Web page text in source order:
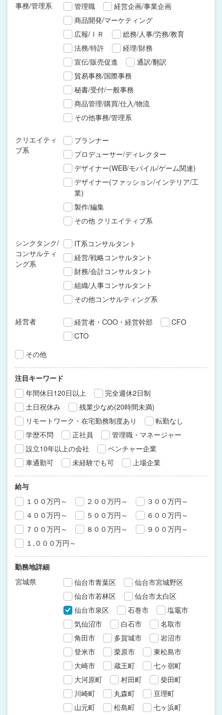
事務/管理系 管理職
経営企画/事業企画
商品開発/マーケティング
広報/ＩＲ
総務/人事/労務/教育
法務/特許
経理/財務
宣伝/販売促進
通訳/翻訳
貿易事務/国際事務
秘書/受付/一般事務
商品管理/購買/仕入/物流
その他事務/管理系
クリエイティ
ブ系
プランナー
プロデューサー/ディレクター
デザイナー(WEB/モバイル/ゲーム関連)
デザイナー(ファッション/インテリア/工
業)
製作/編集
その他 クリエイティブ系
シンクタンク/
コンサルティ
ング系
IT系コンサルタント
経営/戦略コンサルタント
財務/会計コンサルタント
組織/人事コンサルタント
その他コンサルティング系
経営者 経営者・COO・経営幹部
CFO
CTO
その他
注目キーワード
年間休日120日以上
完全週休2日制
土日祝休み
残業少なめ(20時間未満)
リモートワーク・在宅勤務制度あり
転勤なし
学歴不問
正社員
管理職・マネージャー
設立10年以上の会社
ベンチャー企業
車通勤可
未経験でも可 上場企業
給与
１００万円～
２００万円～
３００万円～
４００万円～
５００万円～
６００万円～
７００万円～
８００万円～
９００万円～
１,０００万円～
勤務地詳細
宮城県
仙台市青葉区
仙台市宮城野区
仙台市若林区
仙台市太白区
仙台市泉区
石巻市
塩竈市
気仙沼市
白石市
名取市
角田市
多賀城市
岩沼市
登米市
栗原市
東松島市
大崎市
蔵王町
七ヶ宿町
大河原町
村田町
柴田町
川崎町
丸森町
亘理町
山元町
松島町 七ヶ浜町